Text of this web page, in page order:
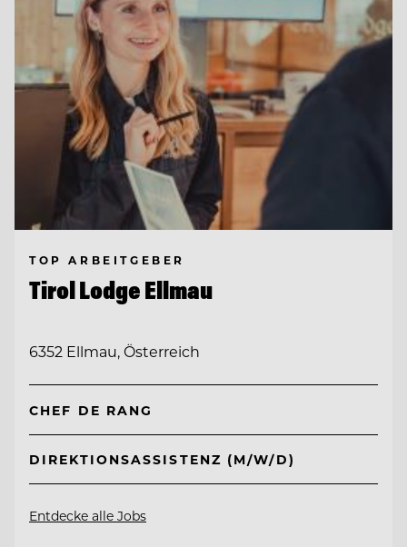
TOP ARBEITGEBER
Tirol Lodge Ellmau
6352 Ellmau, Österreich
CHEF DE RANG
DIREKTIONSASSISTENZ (M/W/D)
Entdecke alle Jobs